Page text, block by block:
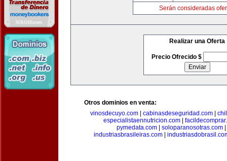
Serán consideradas
Realizar una Oferta
Precio Ofrecido $
Otros dominios en venta:
vinosdecuyo.com| cabinasdeseguridad.com|
especialistaennutricion.com|
pymedata.com
soloparanosotras.com
industriasbrasileiras.com|